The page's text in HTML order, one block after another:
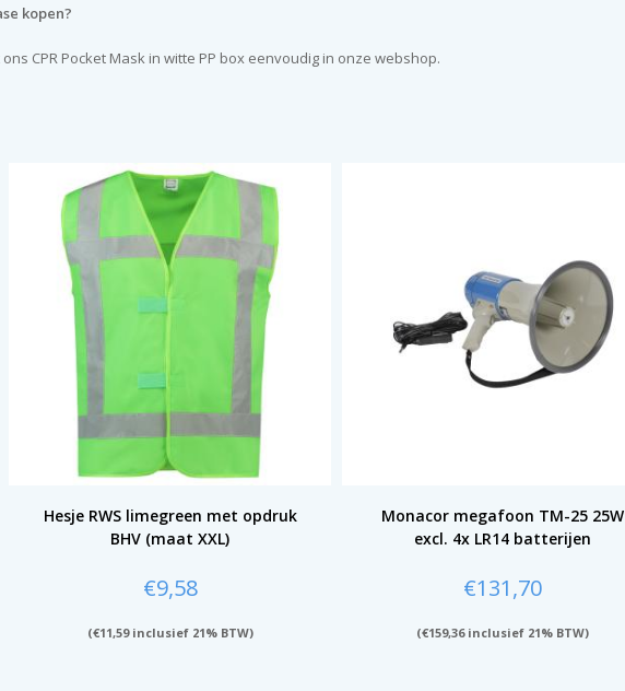
kopen?
CPR Pocket Mask in witte PP box eenvoudig in onze webshop.
Hesje RWS limegreen met opdruk
BHV (maat XXL)
€9,58
(€11,59inclusief 21% BTW)
Monacor megafoon TM-25 25W
excl. 4x LR14 batterijen
€131,70
(€159,36inclusief 21% BTW)